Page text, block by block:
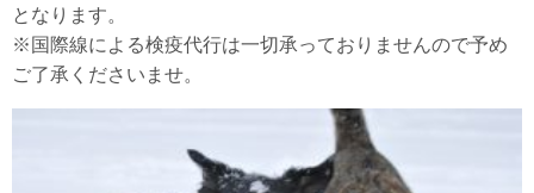
となります。
※国際線による検疫代行は一切承っておりませんので予め
ご了承くださいませ。